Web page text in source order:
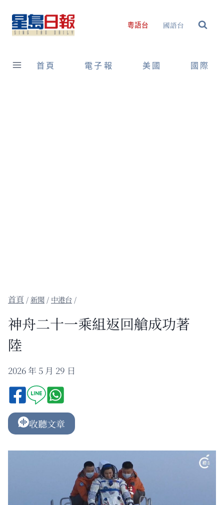
content
粵語台 國語台
首頁 電子報 美國 國際
/新聞 / 中港台 /
神舟二十一乘組返回艙成功著
陸
2026 年 5 月 29 日
收聽文章